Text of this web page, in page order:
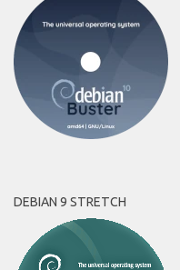
DEBIAN 9 STRETCH